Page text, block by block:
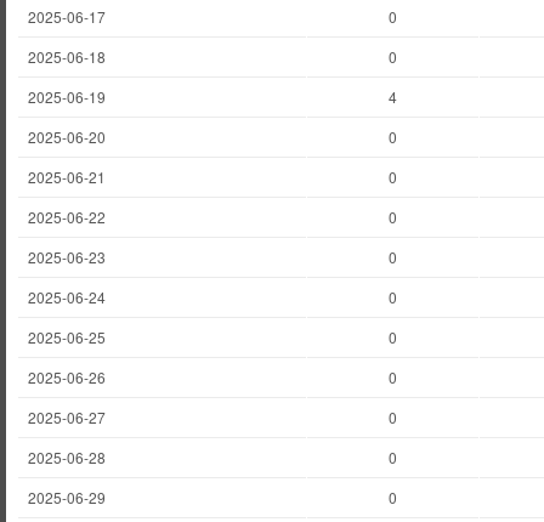
2025-06-17
0
2025-06-18
0
2025-06-19
4
2025-06-20
0
2025-06-21
0
2025-06-22
0
2025-06-23
0
2025-06-24
0
2025-06-25
0
2025-06-26
0
2025-06-27
0
2025-06-28
0
2025-06-29
0